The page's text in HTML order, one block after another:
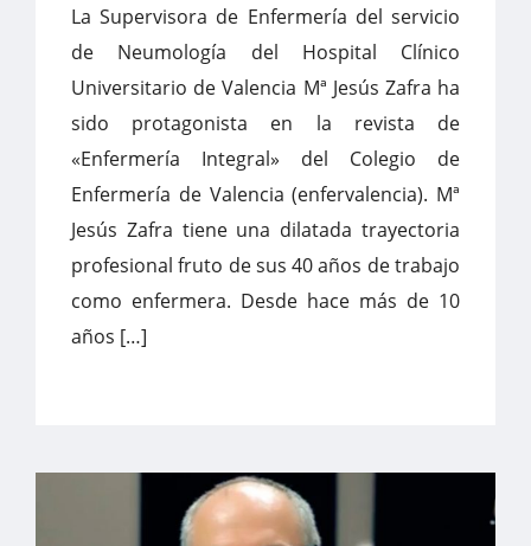
La Supervisora de Enfermería del servicio
de Neumología del Hospital Clínico
Universitario de Valencia Mª Jesús Zafra ha
sido protagonista en la revista de
«Enfermería Integral» del Colegio de
Enfermería de Valencia (enfervalencia). Mª
Jesús Zafra tiene una dilatada trayectoria
profesional fruto de sus 40 años de trabajo
como enfermera. Desde hace más de 10
años […]